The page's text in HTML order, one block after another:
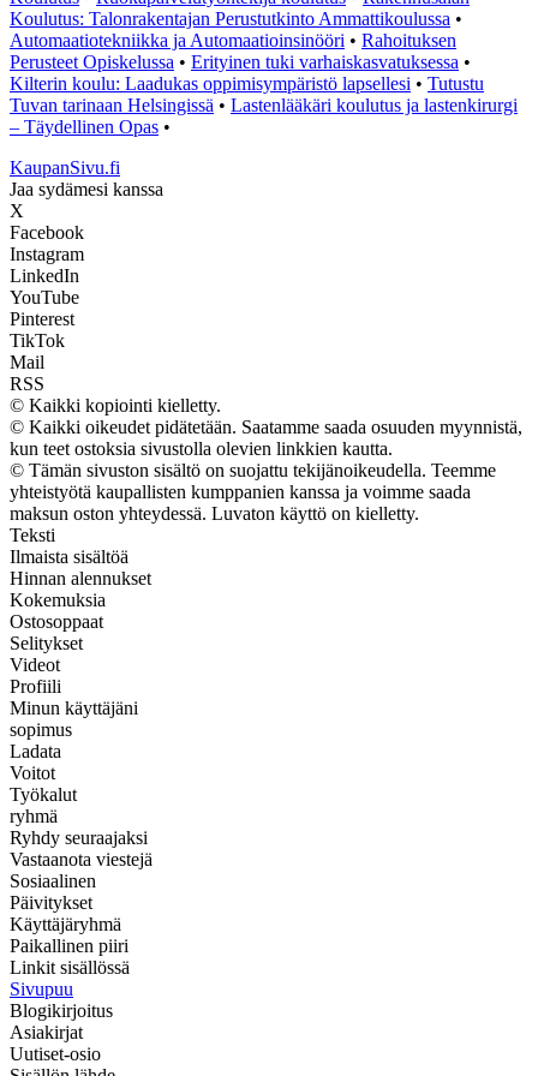
Koulutus: Talonrakentajan Perustutkinto Ammattikoulussa •
Automaatiotekniikka ja Automaatioinsinööri • Rahoituksen
Perusteet Opiskelussa • Erityinen tuki varhaiskasvatuksessa •
Kilterin koulu: Laadukas oppimisympäristö lapsellesi • Tutustu
Tuvan tarinaan Helsingissä • Lastenlääkäri koulutus ja lastenkirurgi
– Täydellinen Opas •
KaupanSivu.fi
Jaa sydämesi kanssa
X
Facebook
Instagram
LinkedIn
YouTube
Pinterest
TikTok
Mail
RSS
© Kaikki kopiointi kielletty.
© Kaikki oikeudet pidätetään. Saatamme saada osuuden myynnistä,
kun teet ostoksia sivustolla olevien linkkien kautta.
© Tämän sivuston sisältö on suojattu tekijänoikeudella. Teemme
yhteistyötä kaupallisten kumppanien kanssa ja voimme saada
maksun oston yhteydessä. Luvaton käyttö on kielletty.
Teksti
Ilmaista sisältöä
Hinnan alennukset
Kokemuksia
Ostosoppaat
Selitykset
Videot
Profiili
Minun käyttäjäni
sopimus
Ladata
Voitot
Työkalut
ryhmä
Ryhdy seuraajaksi
Vastaanota viestejä
Sosiaalinen
Päivitykset
Käyttäjäryhmä
Paikallinen piiri
Linkit sisällössä
Sivupuu
Blogikirjoitus
Asiakirjat
Uutiset-osio